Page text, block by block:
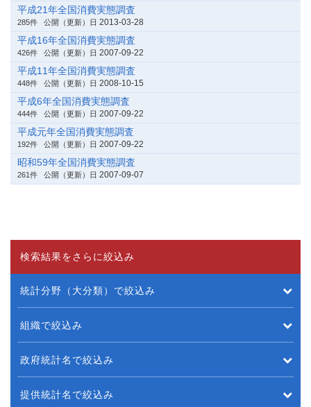
平成21年全国消費実態調査
285件 公開（更新）日 2013-03-28
平成16年全国消費実態調査
426件 公開（更新）日 2007-09-22
平成11年全国消費実態調査
448件 公開（更新）日 2008-10-15
平成6年全国消費実態調査
444件 公開（更新）日 2007-09-22
平成元年全国消費実態調査
192件 公開（更新）日 2007-09-22
昭和59年全国消費実態調査
261件 公開（更新）日 2007-09-07
検索結果をさらに絞込み
統計分野（大分類）で絞込み
組織で絞込み
政府統計名で絞込み
提供統計名で絞込み